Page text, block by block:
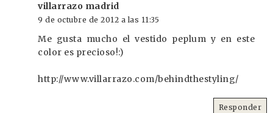
villarrazo madrid
9 de octubre de 2012 a las 11:35
Me gusta mucho el vestido peplum y en este
color es precioso!:)
http://www.villarrazo.com/behindthestyling/
Responder